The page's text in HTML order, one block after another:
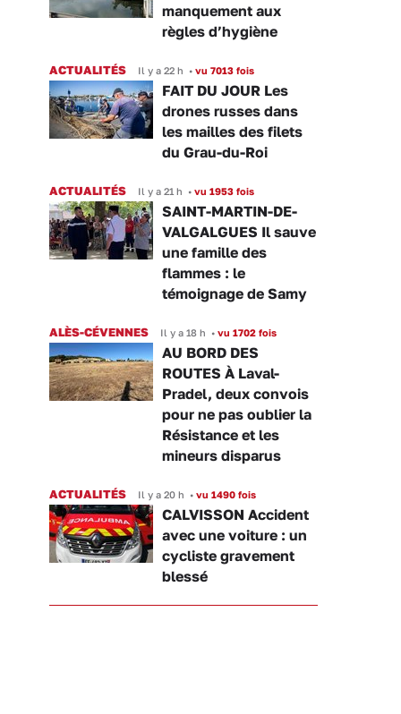
manquement aux
règles d’hygiène
ACTUALITÉS Il y a 22 h • vu 7013 fois
FAIT DU JOUR Les
drones russes dans
les mailles des filets
du Grau-du-Roi
ACTUALITÉS Il y a 21 h • vu 1953 fois
SAINT-MARTIN-DE-
VALGALGUES Il sauve
une famille des
flammes : le
témoignage de Samy
ALÈS-CÉVENNES Il y a 18 h • vu 1702 fois
AU BORD DES
ROUTES À Laval-
Pradel, deux convois
pour ne pas oublier la
Résistance et les
mineurs disparus
ACTUALITÉS Il y a 20 h • vu 1490 fois
CALVISSON Accident
avec une voiture : un
cycliste gravement
blessé